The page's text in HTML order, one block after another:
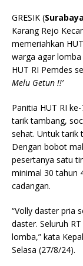
GRESIK (
Karang Rejo
memeriahkan
warga agar
HUT RI Pemdes
Melu Getun !!’
Panitia HUT RI
tarik tambang,
sehat. Untuk tarik
Dengan bobot
pesertanya satu
minimal 30 tahun
cadangan.
“Volly daster pria
daster. Seluruh
lomba,” kata
Selasa (27/8/24).